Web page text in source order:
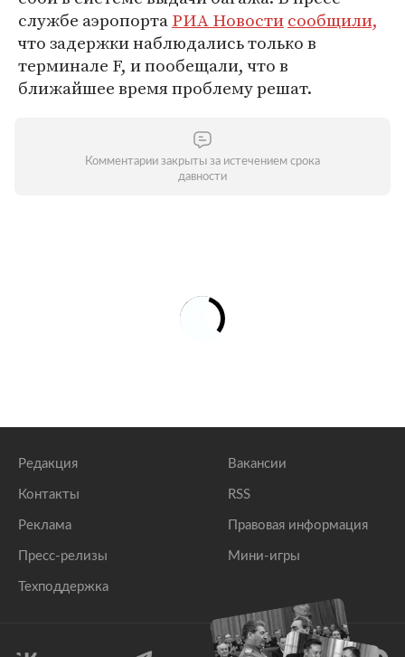
службе аэропортаРИА Новостисообщили,
что задержки наблюдались только в
терминале F, и пообещали, что в
ближайшее время проблему решат.
Комментарии закрыты за истечением срока
давности
Редакция
Контакты
Реклама
Пресс-релизы
Техподдержка
Вакансии
RSS
Правовая информация
Мини-игры